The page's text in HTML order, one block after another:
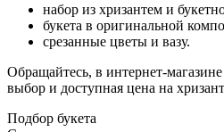
набор из хризантем и
букета в оригинальной
срезанные цветы и вазу.
Обращайтесь, в интернет-
выбор и доступная цена на
Подбор букета